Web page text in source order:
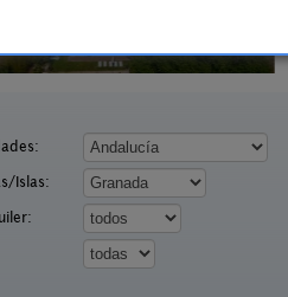
Islas: